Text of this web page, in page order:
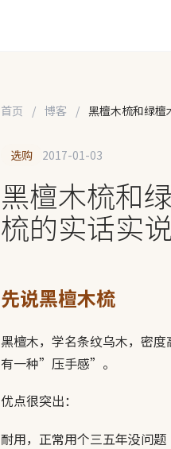
首页 / 博客 / 黑檀木梳和绿檀
选购 2017-01-03
黑檀木梳和
梳的实话实说
先说黑檀木梳
黑檀木，学名条纹乌木，密度
有一种”压手感”。
优点很突出：
耐用，正常用个三五年没问题